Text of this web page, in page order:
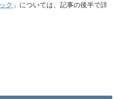
ク 」については、記事の後半で詳